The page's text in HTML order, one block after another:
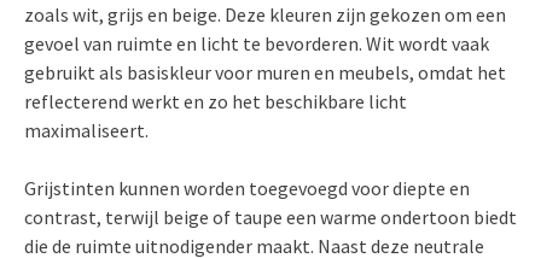
zoals wit, grijs en beige. Deze kleuren zijn gekozen om een
gevoel van ruimte en licht te bevorderen. Wit wordt vaak
gebruikt als basiskleur voor muren en meubels, omdat het
reflecterend werkt en zo het beschikbare licht
maximaliseert.
Grijstinten kunnen worden toegevoegd voor diepte en
contrast, terwijl beige of taupe een warme ondertoon biedt
die de ruimte uitnodigender maakt. Naast deze neutrale